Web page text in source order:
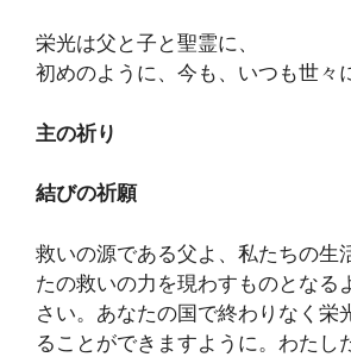
栄光は父と子と聖霊に、
初めのように、今も、いつも世々
主の祈り
結びの祈願
救いの源である父よ、私たちの生
たの救いの力を現わすものとなる
さい。あなたの国で終わりなく栄
ることができますように。わたし